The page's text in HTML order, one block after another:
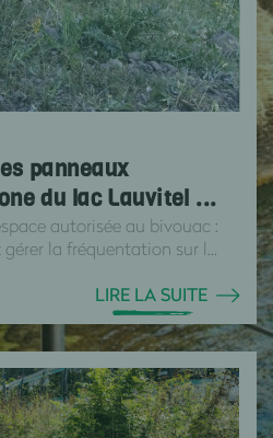
panneaux
du lac Lauvitel ...
autorisée au bivouac :
la fréquentation sur l...
LIRE LA SUITE